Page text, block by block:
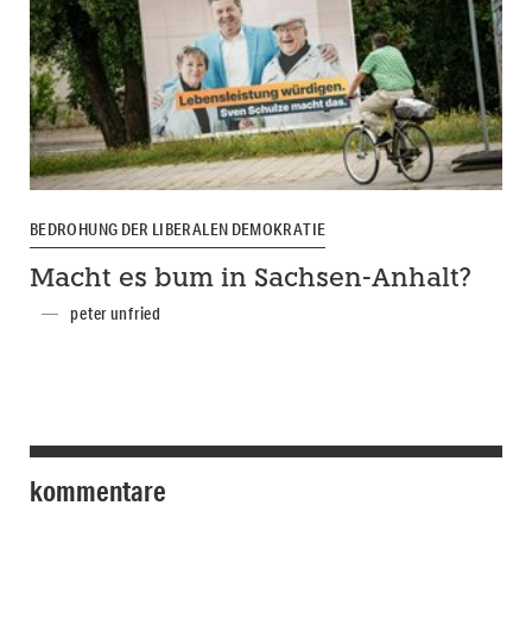
BEDROHUNG DER LIBERALEN DEMOKRATIE
Macht es bum in Sachsen-Anhalt?
peter unfried
kommentare